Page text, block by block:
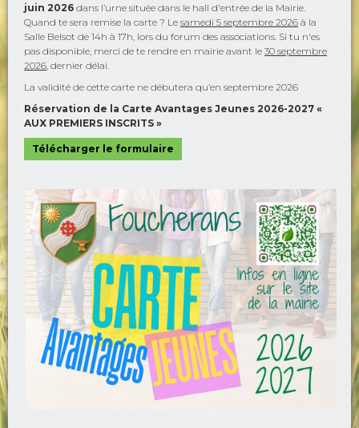
juin 2026 dans l’urne située dans le hall d'entrée de la Mairie.
Quand te sera remise la carte ? Le samedi 5 septembre 2026 à la
Salle Belsot de 14h à 17h, lors du forum des associations. Si tu n'es
pas disponible, merci de te rendre en mairie avant le 30 septembre
2026, dernier délai.
La validité de cette carte ne débutera qu’en septembre 2026
Réservation de la Carte Avantages Jeunes 2026-2027 «
AUX PREMIERS INSCRITS »
Télécharger le formulaire